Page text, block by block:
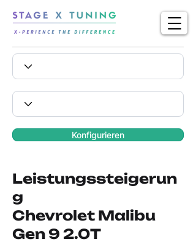
Konfigurieren
Leistungssteigerun
g
Chevrolet Malibu
Gen 9 2.0T